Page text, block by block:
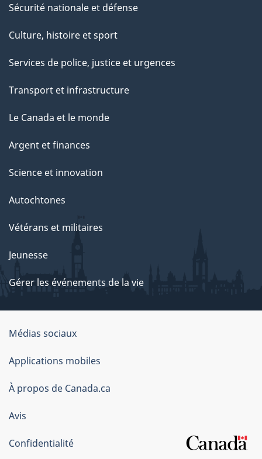
Sécurité nationale et défense
Culture, histoire et sport
Services de police, justice et urgences
Transport et infrastructure
Le Canada et le monde
Argent et finances
Science et innovation
Autochtones
Vétérans et militaires
Jeunesse
Gérer les événements de la vie
Organisation
du
gouvernement
du
Canada
Médias sociaux
Applications mobiles
À propos de Canada.ca
Avis
Confidentialité